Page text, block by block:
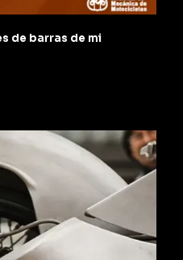
de barras de mi